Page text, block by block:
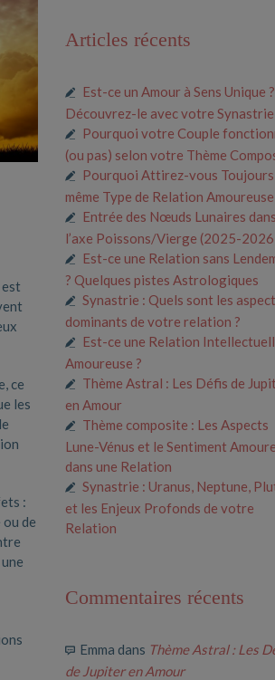
ce
les
:
de
Articles récents
Est-ce un Amour à Sens Unique ?
Découvrez-le avec votre Synastrie
Pourquoi votre Couple
(ou pas) selon votre Thème
Pourquoi Attirez-vous Toujours
même Type de Relation Amoureuse
Entrée des Nœuds Lunaires dans
l’axe Poissons/Vierge (2025-
Est-ce une Relation sans
? Quelques pistes Astrologiques
Synastrie : Quels sont les
dominants de votre relation ?
Est-ce une Relation
Amoureuse ?
Thème Astral : Les Défis de
en Amour
Thème composite : Les Aspects
Lune-Vénus et le Sentiment
dans une Relation
Synastrie : Uranus, Neptune,
et les Enjeux Profonds de votre
Relation
Commentaires récents
Emma dans Thème Astral : Les
de Jupiter en Amour